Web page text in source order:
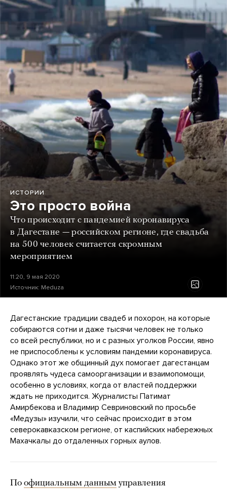
ИСТОРИИ
Это просто война
Что происходит с пандемией коронавируса
в Дагестане — российском регионе, где свадьба
на 500 человек считается скромным
мероприятием
11:20, 9 мая 2020
Источник: Meduza
Дагестанские традиции свадеб и похорон, на которые
собираются сотни и даже тысячи человек не только
со всей республики, но и с разных уголков России, явно
не приспособлены к условиям пандемии коронавируса.
Однако этот же общинный дух помогает дагестанцам
проявлять чудеса самоорганизации и взаимопомощи,
особенно в условиях, когда от властей поддержки
ждать не приходится. Журналисты Патимат
Амирбекова и Владимир Севриновский по просьбе
«Медузы» изучили, что сейчас происходит в этом
северокавказском регионе, от каспийских набережных
Махачкалы до отдаленных горных аулов.
По официальным данным управления